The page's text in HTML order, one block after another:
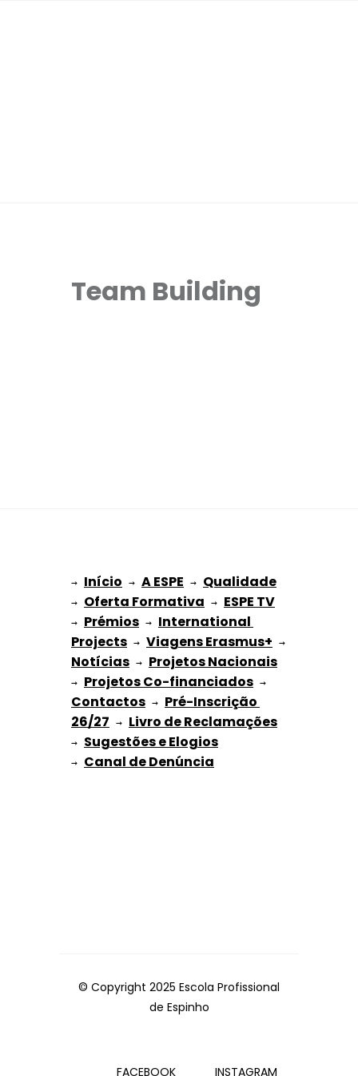
Team Building
→ Início → A ESPE → Qualidade
→ Oferta Formativa → ESPE TV
→ Prémios → International
Projects → Viagens Erasmus+
Notícias → Projetos Nacionais
→ Projetos Co-financiados
Contactos → Pré-Inscrição
26/27 → Livro de Reclamações
→ Sugestões e Elogios
→
© Copyright 2025 Escola Profissional
de Espinho
FACEBOOK INSTAGRAM